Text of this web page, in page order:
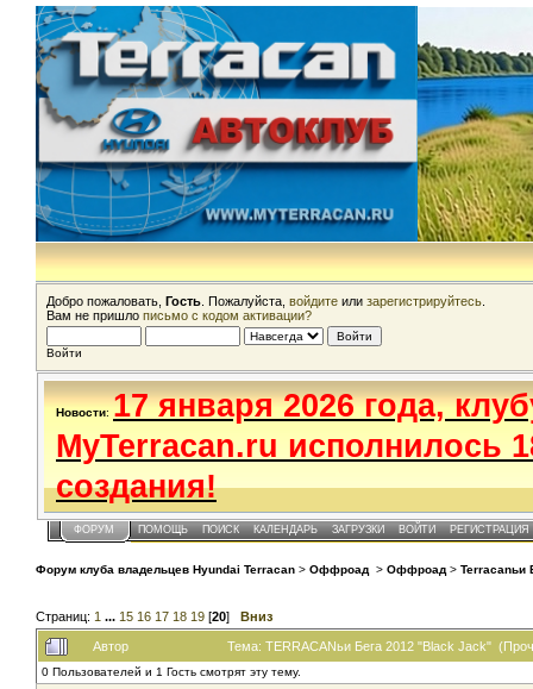
Добро пожаловать, Гость . Пожалуйста, войдите или зарегистрируйтесь
Вам не пришло письмо с кодом активации?
Войти
Новости: 17 января 2026 года,
MyTerracan.ru исполнилось
создания!
ФОРУМ ПОМОЩЬ ПОИСК КАЛЕНДАРЬ ЗАГРУЗКИ ВОЙТИ РЕГИСТРАЦИЯ
Форум клуба владельцев Hyundai Terracan > Оффроад > Оффроад > Terracanьи
Страниц: 1 ... 15 16 17 18 19 [20] Вниз
Автор Тема: TERRACANьи Бега 2012 "Black Jack"
0 Пользователей и 1 Гость смотрят эту тему.